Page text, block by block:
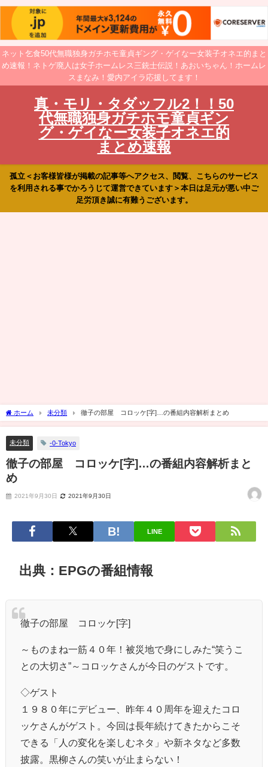
ネット乞食50代無職独身ガチホモ童貞ギング・ゲイなー女装子オネエ的まと
め速報！ネトゲ廃人は女子ホームレス三銃士伝説！あおいちゃん！ホームレ
スまなみ！愛内アイラ応援してます！
真・モリ・タダッフル2！！50
代無職独身ガチホモ童貞ギン
グ・ゲイなー女装子オネエ的
まとめ速報
孤立＜お客様皆様が掲載の記事等へアクセス、閲覧、こちらのサービス
を利用される事でかろうじて運営できています＞本日は足元が悪い中ご
足労頂き誠に有難うございます。
ホーム 未分類 徹子の部屋 コロッケ[字]…の番組内容解析まとめ
未分類 -0-Tokyo
徹子の部屋 コロッケ[字]…の番組内容解析まと
め
2021年9月30日 2021年9月30日
LINE
出典：EPGの番組情報
徹子の部屋 コロッケ[字]
～ものまね一筋４０年！被災地で身にしみた“笑うこ
との大切さ”～コロッケさんが今日のゲストです。
◇ゲスト
１９８０年にデビュー、昨年４０周年を迎えたコロ
ッケさんがゲスト。今回は長年続けてきたからこそ
できる「人の変化を楽しむネタ」や新ネタなど多数
披露。黒柳さんの笑いが止まらない！